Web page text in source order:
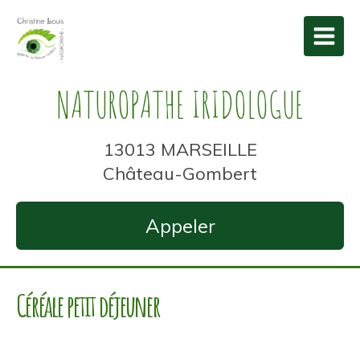
NATUROPATHE IRIDOLOGUE
13013 MARSEILLE
Château-Gombert
Appeler
Céréale petit déjeuner